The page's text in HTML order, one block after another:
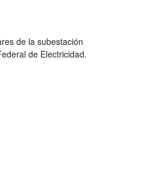
de la subestación
de Electricidad.